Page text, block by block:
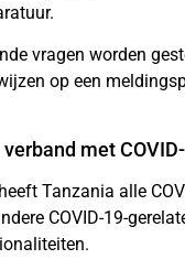
vragen worden
op een
met
Tanzania alle
COVID-19-